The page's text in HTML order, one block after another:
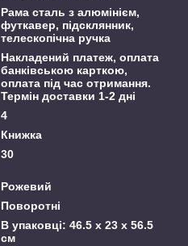
Рама сталь з алюмінієм,
футкавер, підсклянник,
телескопічна ручка
Накладений платеж, оплата
банківською карткою,
оплата під час отримання.
Термін доставки 1-2 дні
4
Книжка
30
Рожевий
Поворотні
В упаковці: 46.5 х 23 х 56.5
см